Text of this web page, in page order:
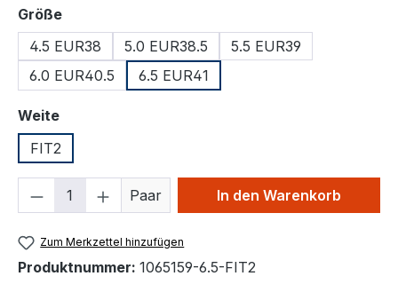
Größeauswählen
4.5 EUR38
5.0 EUR38.5
5.5 EUR39
6.0 EUR40.5
6.5 EUR41
Weiteauswählen
FIT2
Produkt Anzahl: Gib den
Paar In den Warenkorb
Zum Merkzettel hinzufügen
Produktnummer: 1065159-6.5-FIT2